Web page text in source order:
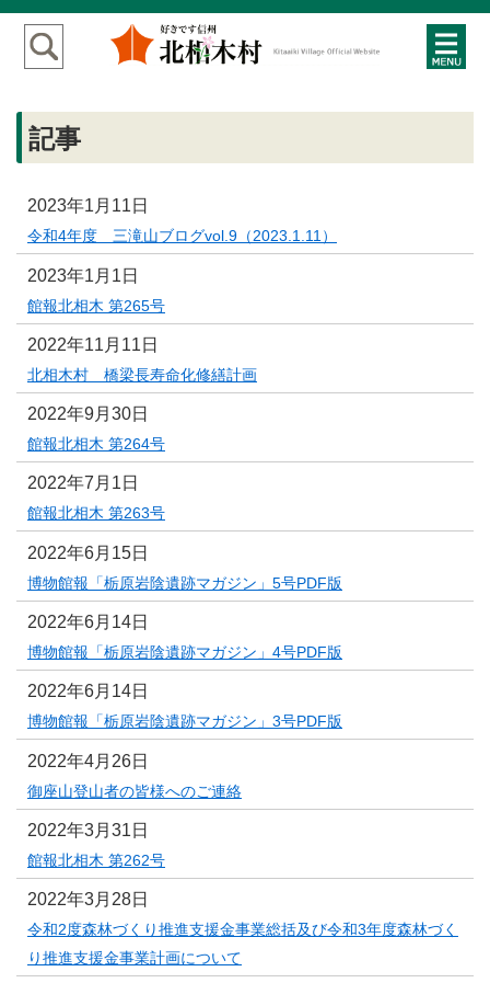
記事
2023年1月11日
令和4年度 三滝山ブログvol.9（2023.1.11）
2023年1月1日
館報北相木 第265号
2022年11月11日
北相木村 橋梁長寿命化修繕計画
2022年9月30日
館報北相木 第264号
2022年7月1日
館報北相木 第263号
2022年6月15日
博物館報「栃原岩陰遺跡マガジン」5号PDF版
2022年6月14日
博物館報「栃原岩陰遺跡マガジン」4号PDF版
2022年6月14日
博物館報「栃原岩陰遺跡マガジン」3号PDF版
2022年4月26日
御座山登山者の皆様へのご連絡
2022年3月31日
館報北相木 第262号
2022年3月28日
令和2度森林づくり推進支援金事業総括及び令和3年度森林づく
り推進支援金事業計画について